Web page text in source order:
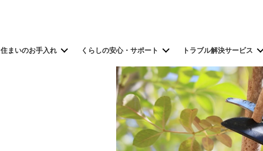
住まいのお手入れ くらしの安心・サポート トラブル解決サービス